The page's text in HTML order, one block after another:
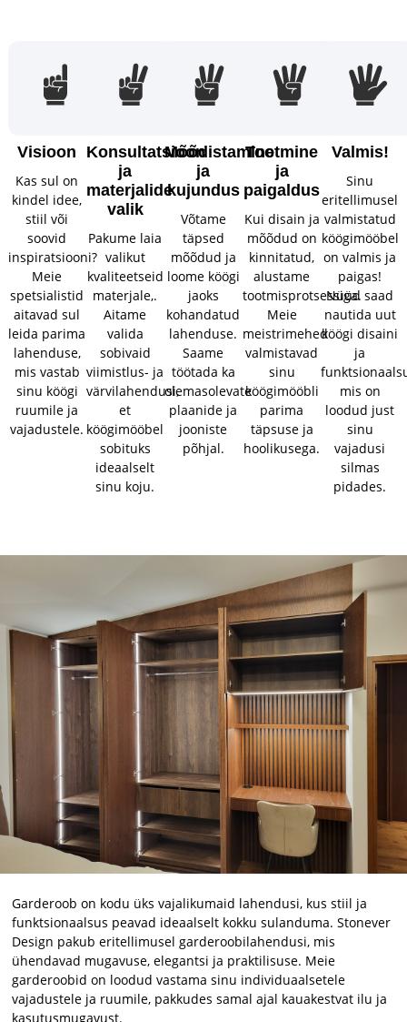
Visioon
Kas sul on
kindel idee,
stiil või
soovid
inspiratsiooni?
Meie
spetsialistid
aitavad sul
leida parima
lahenduse,
mis vastab
sinu köögi
ruumile ja
vajadustele.
Konsultatsioon
ja
materjalide
valik
Pakume laia
valikut
kvaliteetseid
materjale,.
Aitame
valida
sobivaid
viimistlus- ja
värvilahendusi,
et
köögimööbel
sobituks
ideaalselt
sinu koju.
Mõõdistamine
ja
kujundus
Võtame
täpsed
mõõdud ja
loome köögi
jaoks
kohandatud
lahenduse.
Saame
töötada ka
olemasolevate
plaanide ja
jooniste
põhjal.
Tootmine
ja
paigaldus
Kui disain ja
mõõdud on
kinnitatud,
alustame
tootmisprotsessiga.
Meie
meistrimehed
valmistavad
sinu
köögimööbli
parima
täpsuse ja
hoolikusega.
Valmis!
Sinu
eritellimusel
valmistatud
köögimööbel
on valmis ja
paigas!
Nüüd saad
nautida uut
köögi disaini
ja
mis on
loodud just
sinu
vajadusi
silmas
pidades.
Garderoob on kodu üks vajalikumaid lahendusi, kus stiil ja
funktsionaalsus peavad ideaalselt kokku sulanduma. Stonever
Design pakub eritellimusel garderoobilahendusi, mis
ühendavad mugavuse, elegantsi ja praktilisuse. Meie
garderoobid on loodud vastama sinu individuaalsetele
vajadustele ja ruumile, pakkudes samal ajal kauakestvat ilu ja
kasutusmugavust.